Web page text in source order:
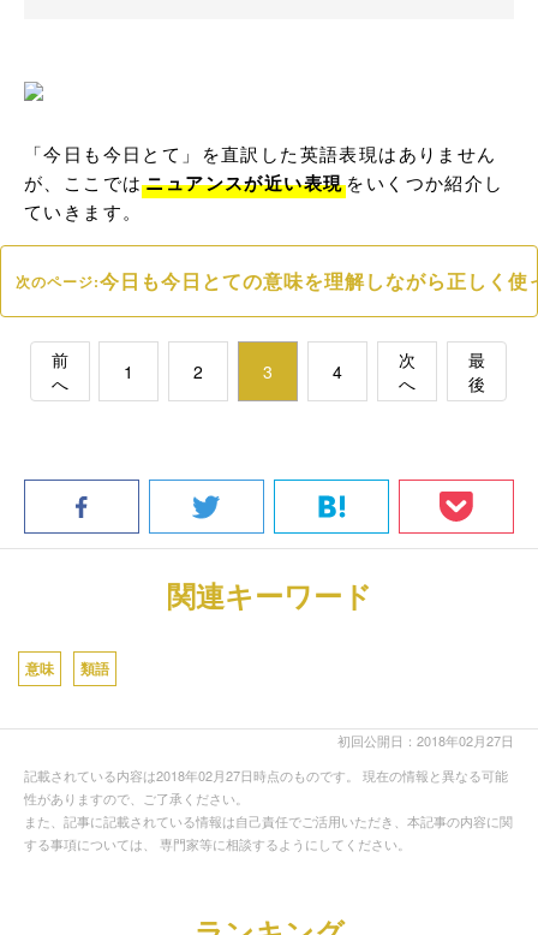
「今日も今日とて」を直訳した英語表現はありません
が、ここではニュアンスが近い表現 をいくつか紹介し
ていきます。
次のページ:今日も今日とての意味を理解しながら正しく使
前
へ
1 2 3 4
次
へ
最
後
関連キーワード
意味 類語
初回公開日：2018年02月27日
記載されている内容は2018年02月27日時点のものです。 現在の情報と異なる可能
性がありますので、ご了承ください。
また、記事に記載されている情報は自己責任でご活用いただき、本記事の内容に関
する事項については、 専門家等に相談するようにしてください。